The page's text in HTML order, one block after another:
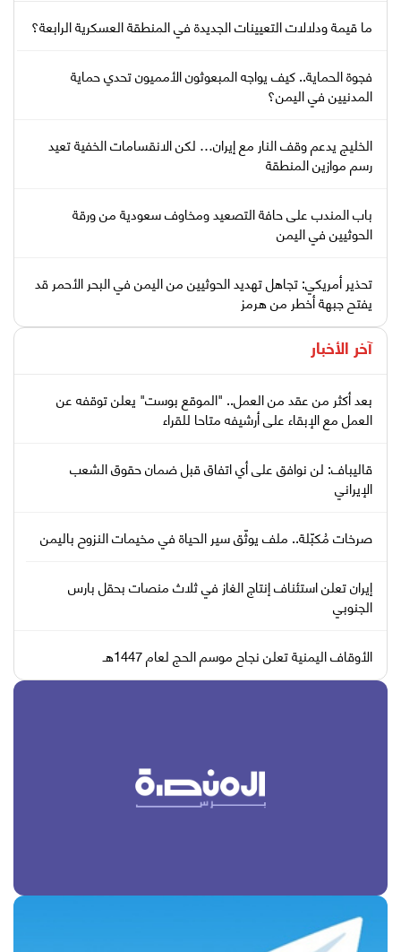
ما قيمة ودلالات التعيينات الجديدة في المنطقة العسكرية الرابعة؟
فجوة الحماية.. كيف يواجه المبعوثون الأمميون تحدي حماية
المدنيين في اليمن؟
الخليج يدعم وقف النار مع إيران… لكن الانقسامات الخفية تعيد
رسم موازين المنطقة
باب المندب على حافة التصعيد ومخاوف سعودية من ورقة
الحوثيين في اليمن
تحذير أمريكي: تجاهل تهديد الحوثيين من اليمن في البحر الأحمر قد
يفتح جبهة أخطر من هرمز
آخر الأخبار
بعد أكثر من عقد من العمل.. "الموقع بوست" يعلن توقفه عن
العمل مع الإبقاء على أرشيفه متاحا للقراء
قاليباف: لن نوافق على أي اتفاق قبل ضمان حقوق الشعب
الإيراني
صرخات مُكبّلة.. ملف يوثّق سير الحياة في مخيمات النزوح باليمن
إيران تعلن استئناف إنتاج الغاز في ثلاث منصات بحقل بارس
الجنوبي
الأوقاف اليمنية تعلن نجاح موسم الحج لعام 1447هـ